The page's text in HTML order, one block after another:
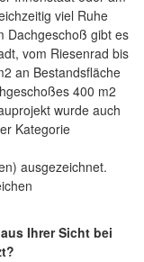
viel Ruhe
Dachgeschoß gibt es
vom Riesenrad bis
an Bestandsfläche
400 m2
wurde auch
Kategorie
ausgezeichnet.
Ihrer Sicht bei